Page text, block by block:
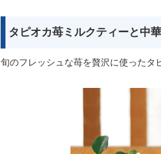
タピオカ苺ミルクティーと中
旬のフレッシュな苺を贅沢に使ったタ